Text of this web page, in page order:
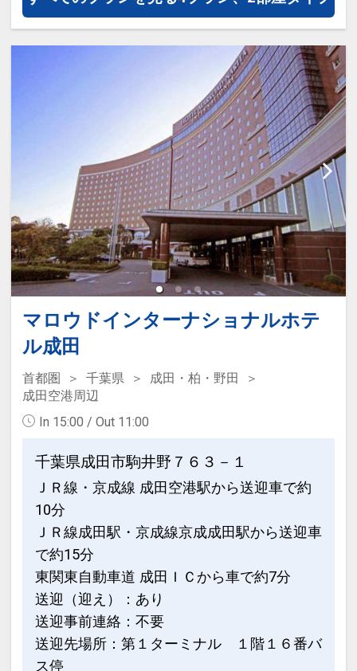
※ご覧のページがどちらかを【食事条
設定期間：2026年4月1日～2027年3月
インターネットコース番号：DP-1-
17564564
マロウドインターナショナルホテ
ル成田
首都圏 千葉県
成田・柏・野田
成田空港周辺
In 15:00 / Out 11:00
千葉県成田市駒井野７６３－１
ＪＲ線・京成線 成田空港駅から送迎車で約
10分
ＪＲ線成田駅・京成線京成成田駅から送迎車
で約15分
東関東自動車道 成田ＩＣから車で約7分
送迎（迎え）：あり
送迎事前連絡：不要
送迎先場所：第１ターミナル １階１６番バ
ス停